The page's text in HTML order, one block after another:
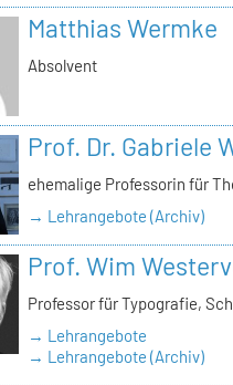
Matthias Wermke
Absolvent
Prof. Dr. Gabriele
ehemalige Professorin für
→ Lehrangebote (Archiv)
Prof. Wim
Professor für Typografie,
→ Lehrangebote
→ Lehrangebote (Archiv)